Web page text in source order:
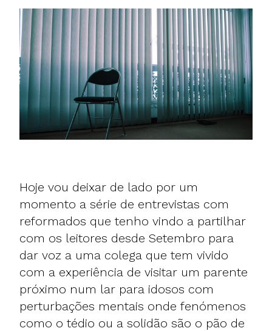
Hoje vou deixar de lado por um
momento a série de entrevistas com
reformados que tenho vindo a partilhar
com os leitores desde Setembro para
dar voz a uma colega que tem vivido
com a experiência de visitar um parente
próximo num lar para idosos com
perturbações mentais onde fenómenos
como o tédio ou a solidão são o pão de